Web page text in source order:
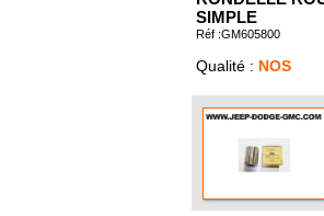
SIMPLE
Réf :GM605800
Qualité : NOS